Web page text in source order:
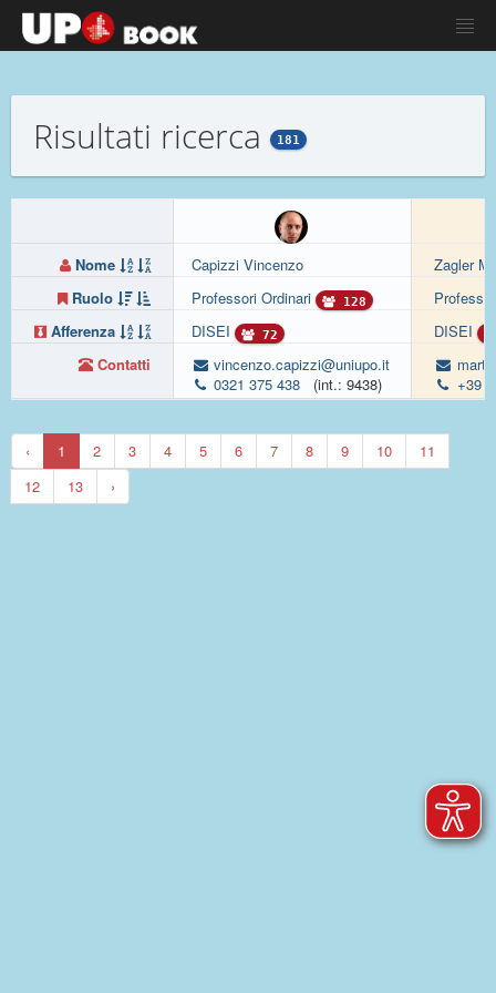
Risultati ricerca 181
Nome
Ruolo
Afferenza
Contatti
Capizzi Vincenzo
Professori Ordinari
128
DISEI 72
vincenzo.capizzi@uniupo.it
0321 375 438
(int.: 9438)
Zagler
DISEI
+39
‹ 1 2 3 4 5 6 7 8 9 10
11
12
13 ›